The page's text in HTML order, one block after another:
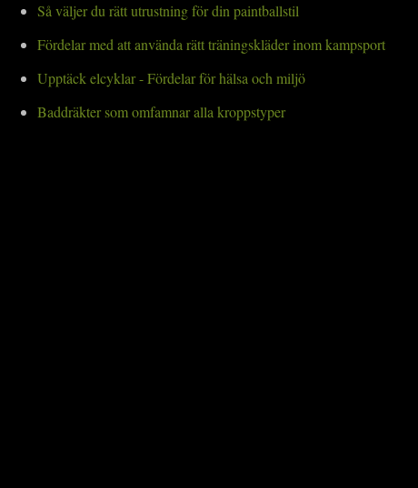
Så väljer du rätt utrustning för din paintballstil
Fördelar med att använda rätt träningskläder inom kampsport
Upptäck elcyklar - Fördelar för hälsa och miljö
Baddräkter som omfamnar alla kroppstyper